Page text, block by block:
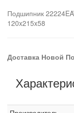
Подшипник
120x215x58
Доставка Новой